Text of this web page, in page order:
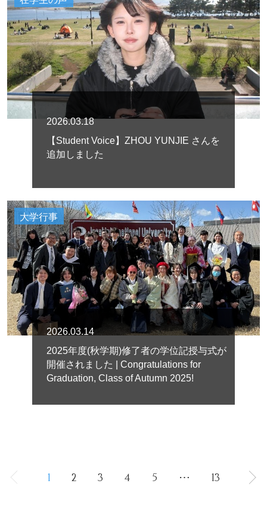
2026.03.18
【Student Voice】ZHOU YUNJIE さんを
追加しました
大学行事
2026.03.14
2025年度(秋学期)修了者の学位記授与式が
開催されました | Congratulations for
Graduation, Class of Autumn 2025!
1 2 3 4 5 ⋯ 13